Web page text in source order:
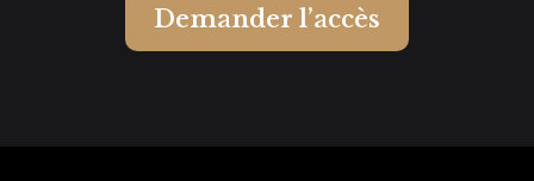
Demander l’accès